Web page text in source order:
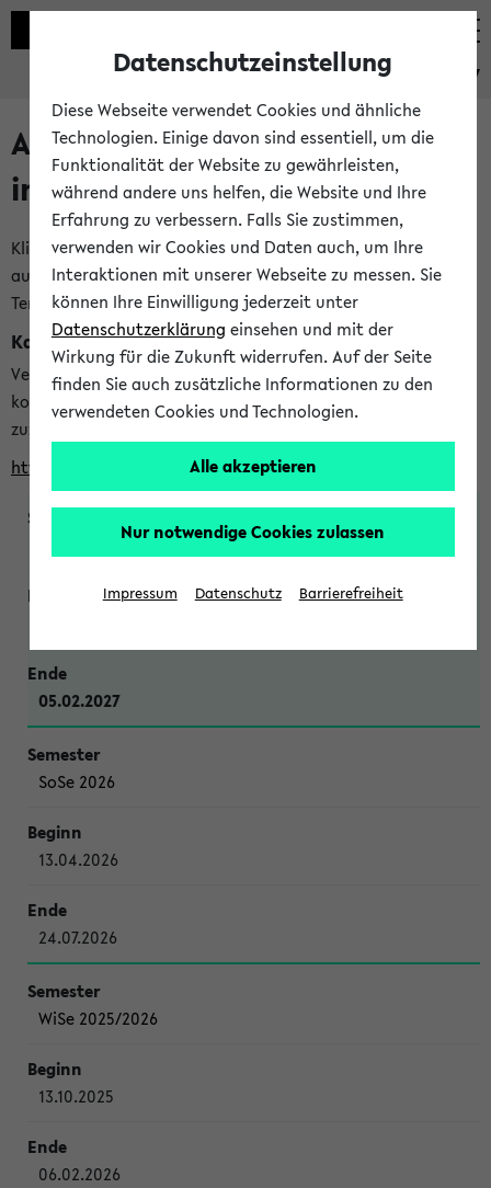
eKVV
Alle veröffentlichten Semester
im eKVV
Klicken Sie auf das Semester, welches Sie für Ihre Sitzung
auswählen möchten. Bitte beachten Sie auch die weiteren
Termine imKalender der Lehrplanung
Kalenderintegration
Verwenden Sie die folgende Adresse, um mit einer
kompatiblen Kalenderanwendung auf die Vorlesungszeiten
zuzugreifen (nähere Informationen
finden Sie hier
https://ekvv.uni-bielefeld.de/ws/calendar?vz
WiSe 2026/2027
05.02.2027
SoSe 2026
13.04.2026
24.07.2026
WiSe 2025/2026
13.10.2025
06.02.2026
Datenschutzeinstellung
Diese Webseite verwendet Cookies und ähnliche
Technologien. Einige davon sind essentiell, um die
Funktionalität der Website zu gewährleisten,
während andere uns helfen, die Website und Ihre
Erfahrung zu verbessern. Falls Sie zustimmen,
verwenden wir Cookies und Daten auch, um Ihre
Interaktionen mit unserer Webseite zu messen. Sie
können Ihre Einwilligung jederzeit unter
Datenschutzerklärung einsehen und mit der
Wirkung für die Zukunft widerrufen. Auf der Seite
finden Sie auch zusätzliche Informationen zu den
verwendeten Cookies und Technologien.
Alle akzeptieren
Nur notwendige Cookies zulassen
Impressum Datenschutz Barrierefreiheit